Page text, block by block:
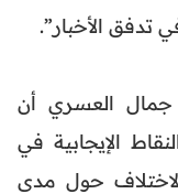
تدفق الأخبار”.
جمال العسري أن
الإيجابية في
“فرغم الاختلاف حول مدى